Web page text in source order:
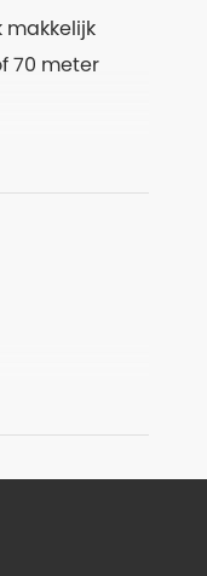
makkelijk
70 meter